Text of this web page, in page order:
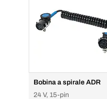
Bobina a spirale ADR
24 V, 15-pin